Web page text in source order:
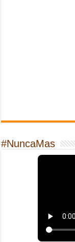
#NuncaMas